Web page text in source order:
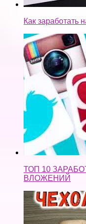
Как заработать
ТОП 10
ВЛОЖЕНИЙ